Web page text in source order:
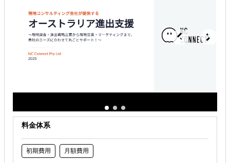
自社商材の現地でのニーズを知りたい
海外におけるリスク・コストを低減したい
料金体系
初期費用 月額費用